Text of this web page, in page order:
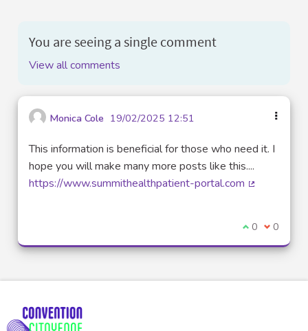
You are seeing a single comment
View all comments
Monica Cole 19/02/2025 12:51
This information is beneficial for those who need it. I
hope you will make many more posts like this....
https://www.summithealthpatient-portal.com
I agree with
0 I 0